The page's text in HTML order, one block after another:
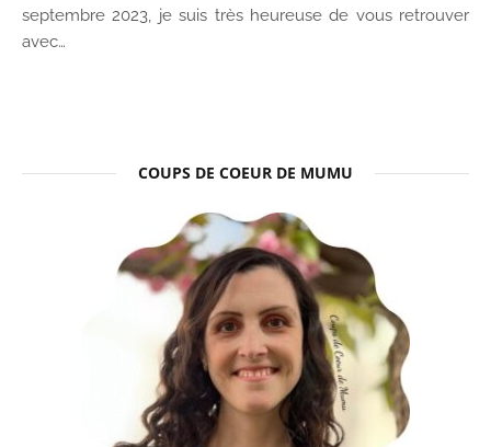
septembre 2023, je suis très heureuse de vous retrouver
avec…
COUPS DE COEUR DE MUMU